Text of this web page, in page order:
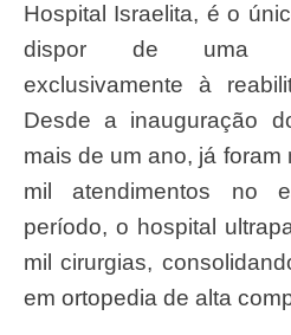
Hospital Israelita, é o
dispor de uma
exclusivamente à
Desde a inauguração
mais de um ano, já
mil atendimentos no
período, o hospital
mil cirurgias,
em ortopedia de alta